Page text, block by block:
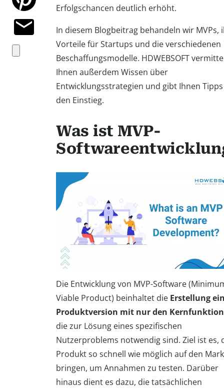
Erfolgschancen deutlich erhöht.
In diesem Blogbeitrag behandeln wir MVPs,
Vorteile für Startups und die verschiedenen
Beschaffungsmodelle. HDWEBSOFT
Ihnen außerdem Wissen über
Entwicklungsstrategien und gibt Ihnen
den Einstieg.
Was ist MVP-
Die Entwicklung von MVP-Software
Viable Product) beinhaltet die Erstellung
Produktversion mit nur den
die zur Lösung eines spezifischen
Nutzerproblems notwendig sind. Ziel ist es,
Produkt so schnell wie möglich auf den
bringen, um Annahmen zu testen. Darüber
hinaus dient es dazu, die tatsächlichen